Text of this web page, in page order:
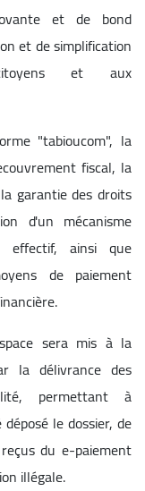
et de bond
et de simplification
et aux
"tabioucom", la
fiscal, la
garantie des droits
d'un mécanisme
effectif, ainsi que
de paiement
sera mis à la
la délivrance des
permettant à
le dossier, de
du e-paiement
illégale.